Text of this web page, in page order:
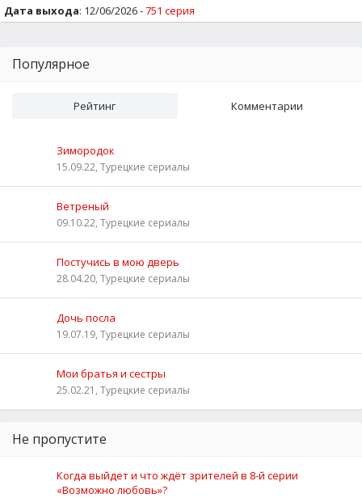
Дата выхода: 12/06/2026 -751 серия
Популярное
Рейтинг Комментарии
Зимородок
15.09.22, Турецкие сериалы
Ветреный
09.10.22, Турецкие сериалы
Постучись в мою дверь
28.04.20, Турецкие сериалы
Дочь посла
19.07.19, Турецкие сериалы
Мои братья и сестры
25.02.21, Турецкие сериалы
Не пропустите
Когда выйдет и что ждёт зрителей в 8-й серии
«Возможно любовь»?